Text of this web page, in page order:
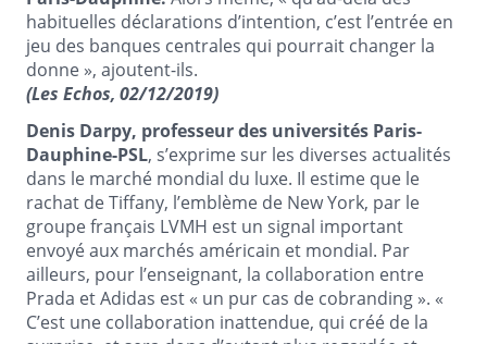
habituelles déclarations d’intention, c’est l’entrée en
jeu des banques centrales qui pourrait changer la
donne », ajoutent-ils.
(Les Echos, 02/12/2019)
Denis Darpy, professeur des universités Paris-
Dauphine-PSL, s’exprime sur les diverses actualités
dans le marché mondial du luxe. Il estime que le
rachat de Tiffany, l’emblème de New York, par le
groupe français LVMH est un signal important
envoyé aux marchés américain et mondial. Par
ailleurs, pour l’enseignant, la collaboration entre
Prada et Adidas est « un pur cas de cobranding ». «
C’est une collaboration inattendue, qui créé de la